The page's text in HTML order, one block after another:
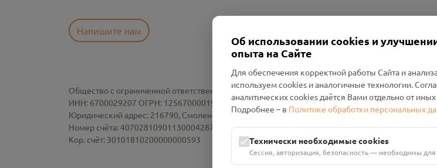
Напишите нам
Общество с ограниченной ответственностью «Смоленский Проект Помним»
ИНН: 6700029207 ОГРН: 1256700001986
Юридический адрес: 216790, Смоленская область, р-н Руднянский, г. Рудня, улица Западная, д.
Номер счёта: 40702810901130004287 в АО "АЛЬФА-БАНК"
Кор. счёт: 30101810200000000593
Об использовании cookies и
опыта на Сайте
Для обеспечения корректной работы Сайта и
используем cookies и аналогичные технологии.
аналитических cookies даётся Вами отдельно от
Подробнее – в Политике обработки персональных
Технически необходимые cookies
Сессия, авторизация, безопасность — необходимы